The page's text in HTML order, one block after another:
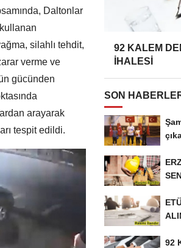
Daltonlar
silahlı tehdit,
verme ve
gücünden
arayarak
tespit edildi.
92 KALEM
İHALESİ
SON
92